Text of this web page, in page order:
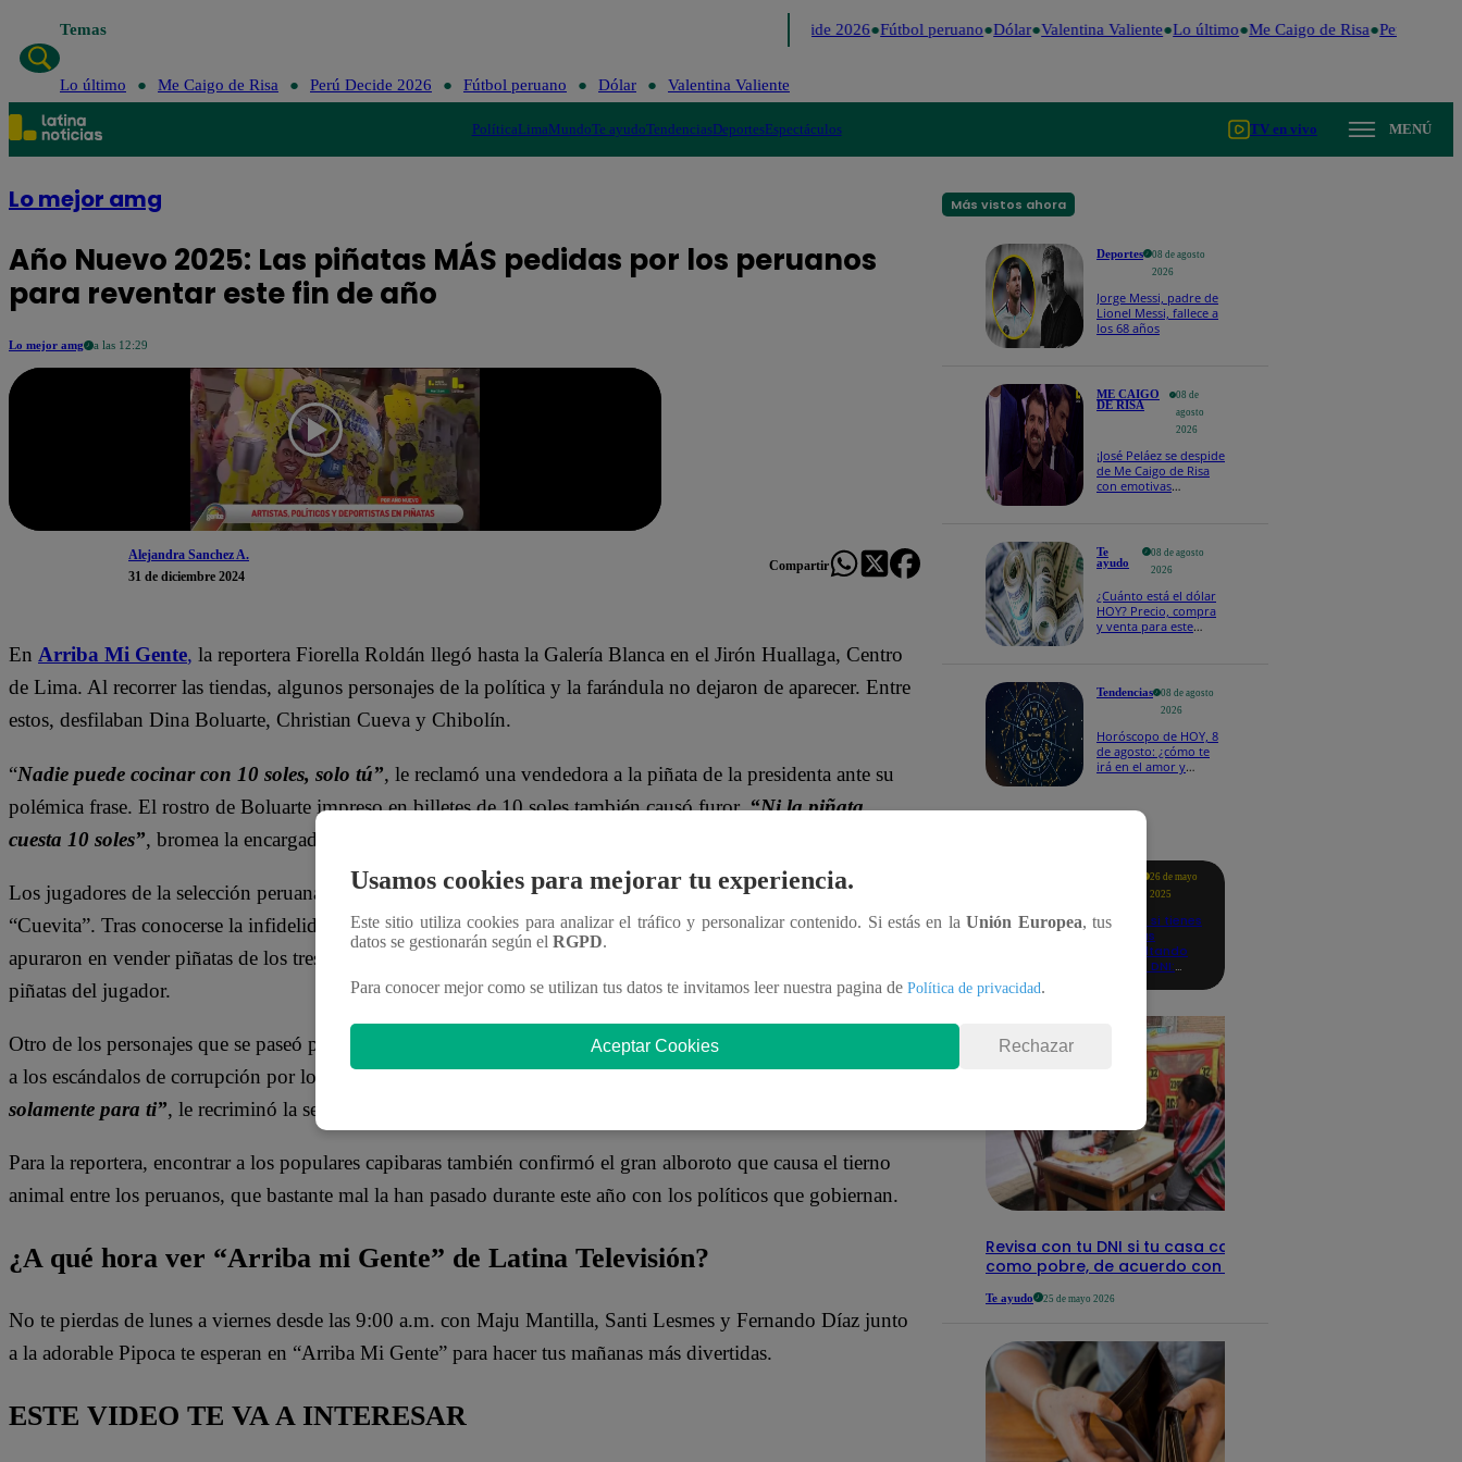
Temas Perú Decide 2026 Fútbol peruano Dólar Valentina Valiente Lo último Me Caigo de Risa Perú Decide
Lo último Me Caigo de Risa Perú Decide 2026 Fútbol peruano Dólar Valentina Valiente
PolíticaLimaMundoTe ayudoTendenciasDeportesEspectáculos TV en vivo MENÚ
Lo mejor amg
Año Nuevo 2025: Las piñatas MÁS pedidas por los peruanos
para reventar este fin de año
Lo mejor amg a las 12:29
Alejandra Sanchez A.
31 de diciembre 2024
Compartir
En Arriba Mi Gente, la reportera Fiorella Roldán llegó hasta la Galería Blanca en el Jirón Huallaga, Centro
de Lima. Al recorrer las tiendas, algunos personajes de la política y la farándula no dejaron de aparecer. Entre
estos, desfilaban Dina Boluarte, Christian Cueva y Chibolín.
“Nadie puede cocinar con 10 soles, solo tú”, le reclamó una vendedora a la piñata de la presidenta ante su
polémica frase. El rostro de Boluarte impreso en billetes de 10 soles también causó furor.“Ni la piñata
cuesta 10 soles”, bromea la encargada de la tienda.
Los jugadores de la selección peruana de fútbol también fueron el blanco de las piñatas y, esta vez, le tocó a
“Cuevita”. Tras conocerse la infidelidad de Cueva a Pamela López con Pamela Franco, los vendedores se
apuraron en vender piñatas de los tres involucrados.
“Me va mejor como cantante”
piñatas del jugador.
Otro de los personajes que se paseó por la galería fue Andrés Hurtado. Al popular “Chibolín” se lo relacionó
a los escándalos de corrupción por los que está investigado.“Debes repartir tu dinero al pueblo, no
solamente para ti”, le recriminó la señora a cargo del establecimiento.
Para la reportera, encontrar a los populares capibaras también confirmó el gran alboroto que causa el tierno
animal entre los peruanos, que bastante mal la han pasado durante este año con los políticos que gobiernan.
¿A qué hora ver “Arriba mi Gente” de Latina Televisión?
No te pierdas de lunes a viernes desde las 9:00 a.m. con Maju Mantilla, Santi Lesmes y Fernando Díaz junto
a la adorable Pipoca te esperan en “Arriba Mi Gente” para hacer tus mañanas más divertidas.
ESTE VIDEO TE VA A INTERESAR
Más vistos ahora
Deportes
08 de agosto
2026
Jorge Messi, padre de
Lionel Messi, fallece a
los 68 años
ME CAIGO
DE RISA
08 de
agosto
2026
¡José Peláez se despide
de Me Caigo de Risa
con emotivas
Te
ayudo
08 de agosto
2026
¿Cuánto está el dólar
HOY? Precio, compra
y venta para este
Tendencias
08 de agosto
2026
Horóscopo de HOY, 8
de agosto: ¿cómo te
irá en el amor y
26 de mayo
2025
Revisa si tienes
deudas
consultando
con tu DNI:
detalles
Revisa con tu DNI si tu casa califica
como pobre, de acuerdo con el Sisfoh
Te ayudo 25 de mayo 2026
Usamos cookies para mejorar tu experiencia.
Este sitio utiliza cookies para analizar el tráfico y personalizar contenido. Si estás en laUnión Europea, tus
datos se gestionarán según el RGPD.
Para conocer mejor como se utilizan tus datos te invitamos leer nuestra pagina de Política de privacidad.
Aceptar Cookies Rechazar